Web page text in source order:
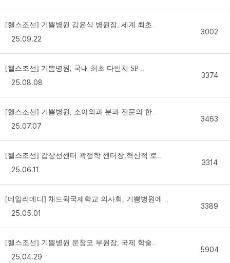
[헬스조선] 기쁨병원 강윤식 병원장, 세계 최초..
25.09.22
3002
[헬스조선] 기쁨병원, 국내 최초 다빈치 SP ..
25.08.08
3374
[헬스조선] 기쁨병원, 소아외과 분과 전문의 한..
25.07.07
3463
[헬스조선] 갑상선센터 곽정학 센터장,혁신적 로..
25.06.11
3314
[데일리메디] 채드윅국제학교 의사회, 기쁨병원에 ..
25.05.01
3389
[헬스조선] 기쁨병원 문창모 부원장, 국제 학술..
25.04.29
5904